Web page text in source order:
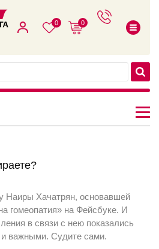
0 0
Наиры Хачатрян, основавшей
гомеопатия» на Фейсбуке. И
в связи с нею показались
важными. Судите сами.